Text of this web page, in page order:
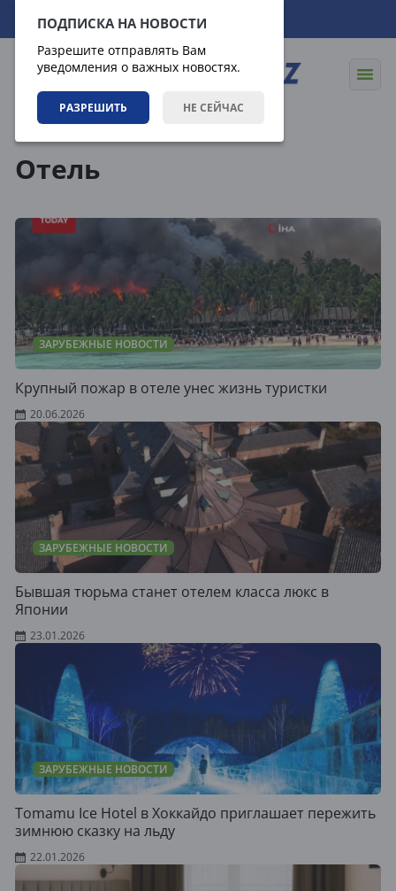
ПОДПИСКА НА НОВОСТИ
Разрешите отправлять Вам
уведомления о важных новостях.
РАЗРЕШИТЬ НЕ СЕЙЧАС
09.08.2026 20:42:43
Отель
ЗАРУБЕЖНЫЕ НОВОСТИ
Крупный пожар в отеле унес жизнь туристки
20.06.2026
ЗАРУБЕЖНЫЕ НОВОСТИ
Бывшая тюрьма станет отелем класса люкс в
Японии
23.01.2026
ЗАРУБЕЖНЫЕ НОВОСТИ
Tomamu Ice Hotel в Хоккайдо приглашает пережить
зимнюю сказку на льду
22.01.2026